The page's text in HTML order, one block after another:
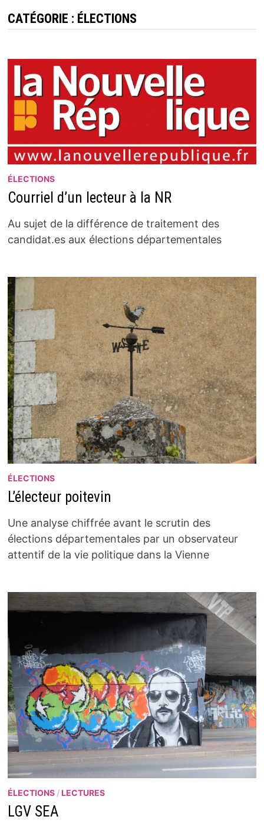
CATÉGORIE : ÉLECTIONS
ÉLECTIONS
Courriel d’un lecteur à la NR
Au sujet de la différence de traitement des
candidat.es aux élections départementales
ÉLECTIONS
L’électeur poitevin
Une analyse chiffrée avant le scrutin des
élections départementales par un observateur
attentif de la vie politique dans la Vienne
ÉLECTIONS/ LECTURES
LGV SEA